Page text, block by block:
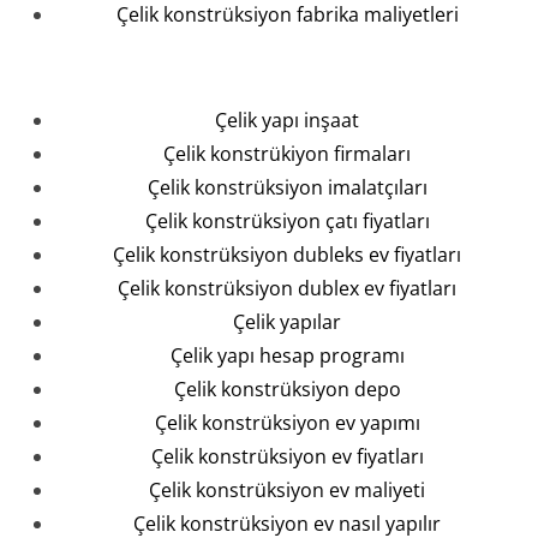
Çelik konstrüksiyon fabrika maliyetleri
Çelik yapı inşaat
Çelik konstrükiyon firmaları
Çelik konstrüksiyon imalatçıları
Çelik konstrüksiyon çatı fiyatları
Çelik konstrüksiyon dubleks ev fiyatları
Çelik konstrüksiyon dublex ev fiyatları
Çelik yapılar
Çelik yapı hesap programı
Çelik konstrüksiyon depo
Çelik konstrüksiyon ev yapımı
Çelik konstrüksiyon ev fiyatları
Çelik konstrüksiyon ev maliyeti
Çelik konstrüksiyon ev nasıl yapılır